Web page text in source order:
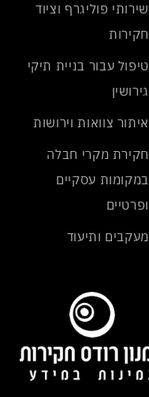
שירותי פוליגרף וציוד
חקירות
טיפול עבור בניית תיקי
גירושין
איתור צוואות וירושות
חקירת מקרי חבלה
במקומות עסקיים
ופרטיים
מעקבים ותיעוד